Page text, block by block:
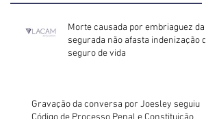
Morte causada por embriaguez da
segurada não afasta indenização do
seguro de vida
Gravação da conversa por Joesley seguiu